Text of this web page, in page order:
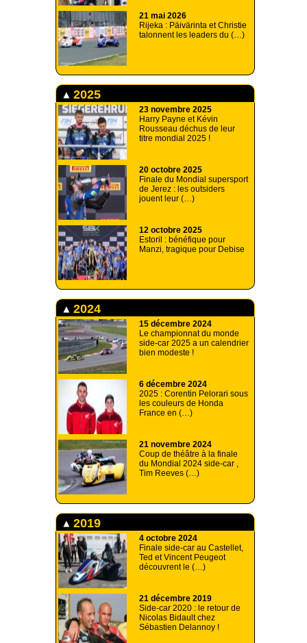
21 mai 2026
Rijeka : Päivärinta et Christie
talonnent les leaders du (…)
2025
23 novembre 2025
Harry Payne et Kévin
Rousseau déchus de leur
titre mondial 2025 !
20 octobre 2025
Finale du Mondial supersport
de Jerez : les outsiders
jouent leur (…)
12 octobre 2025
Estoril : bénéfique pour
Manzi, tragique pour Debise
2024
15 décembre 2024
Le championnat du monde
side-car 2025 a un calendrier
bien modeste !
6 décembre 2024
2025 : Corentin Pelorari sous
les couleurs de Honda
France en (…)
21 novembre 2024
Coup de théâtre à la finale
du Mondial 2024 side-car ,
Tim Reeves (…)
2019
4 octobre 2024
Finale side-car au Castellet,
Ted et Vincent Peugeot
découvrent le (…)
21 décembre 2019
Side-car 2020 : le retour de
Nicolas Bidault chez
Sébastien Delannoy !